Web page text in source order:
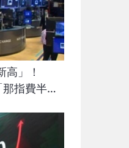
高」！
指費半收